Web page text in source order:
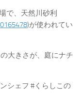
で、天然川砂利
)が使われてい
大きさが、庭にナチ
シェフ #くらしこの